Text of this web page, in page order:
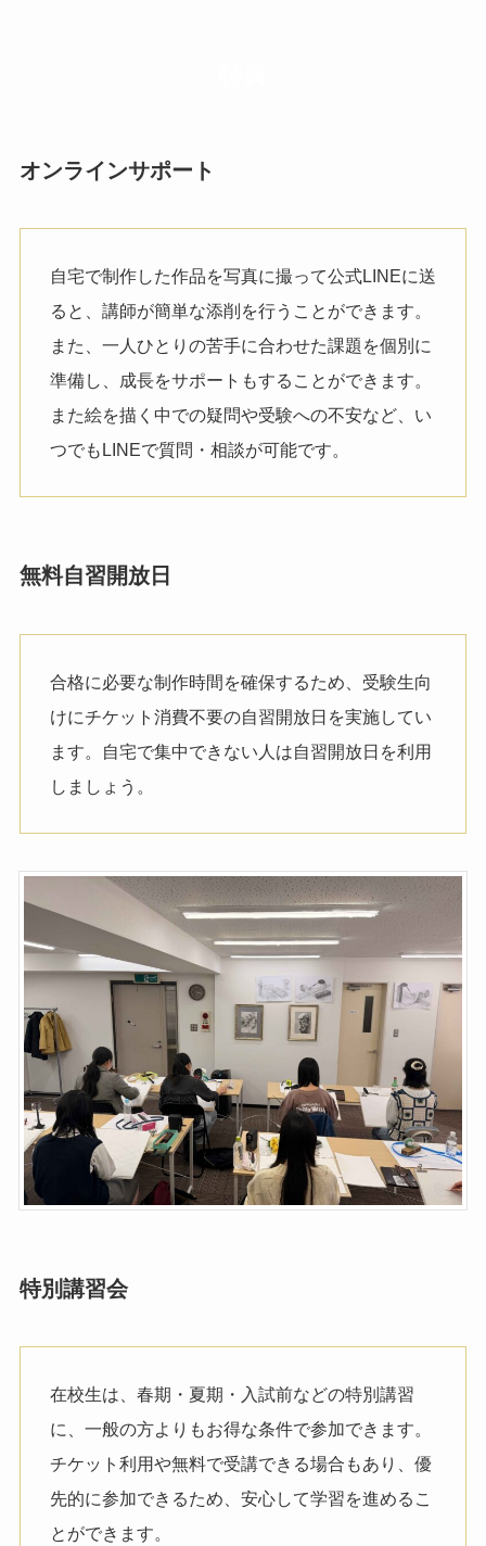
オンラインサポート
自宅で制作した作品を写真に撮って公式LINEに送
ると、講師が簡単な添削を行うことができます。
また、一人ひとりの苦手に合わせた課題を個別に
準備し、成長をサポートもすることができます。
また絵を描く中での疑問や受験への不安など、い
つでもLINEで質問・相談が可能です。
無料自習開放日
合格に必要な制作時間を確保するため、受験生向
けにチケット消費不要の自習開放日を実施してい
ます。自宅で集中できない人は自習開放日を利用
しましょう。
特別講習会
在校生は、春期・夏期・入試前などの特別講習
に、一般の方よりもお得な条件で参加できます。
チケット利用や無料で受講できる場合もあり、優
先的に参加できるため、安心して学習を進めるこ
とができます。